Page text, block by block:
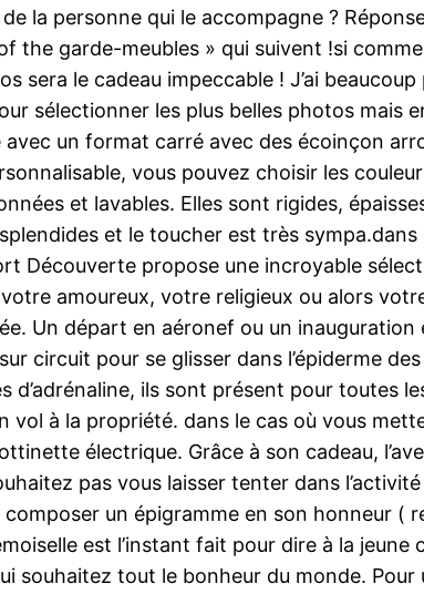
la personne qui le accompagne ?
garde-meubles » qui suivent !si
sera le cadeau impeccable ! J’ai
sélectionner les plus belles photos mais
un format carré avec des écoinçon
vous pouvez choisir les
et lavables. Elles sont rigides,
et le toucher est très sympa.dans
Découverte propose une incroyable
amoureux, votre religieux ou alors
Un départ en aéronef ou un
circuit pour se glisser dans l’épiderme
d’adrénaline, ils sont présent pour toutes
à la propriété. dans le cas où vous
électrique. Grâce à son cadeau,
pas vous laisser tenter dans
un épigramme en son honneur (
est l’instant fait pour dire à la jeune
souhaitez tout le bonheur du monde. Pour